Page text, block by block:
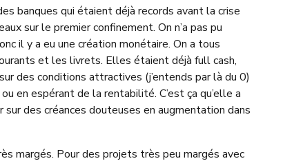
banques qui étaient déjà records avant la crise
sur le premier confinement. On n’a pas pu
il y a eu une création monétaire. On a tous
et les livrets. Elles étaient déjà full cash,
des conditions attractives (j’entends par là du 0)
en espérant de la rentabilité. C’est ça qu’elle a
des créances douteuses en augmentation dans
margés. Pour des projets très peu margés avec